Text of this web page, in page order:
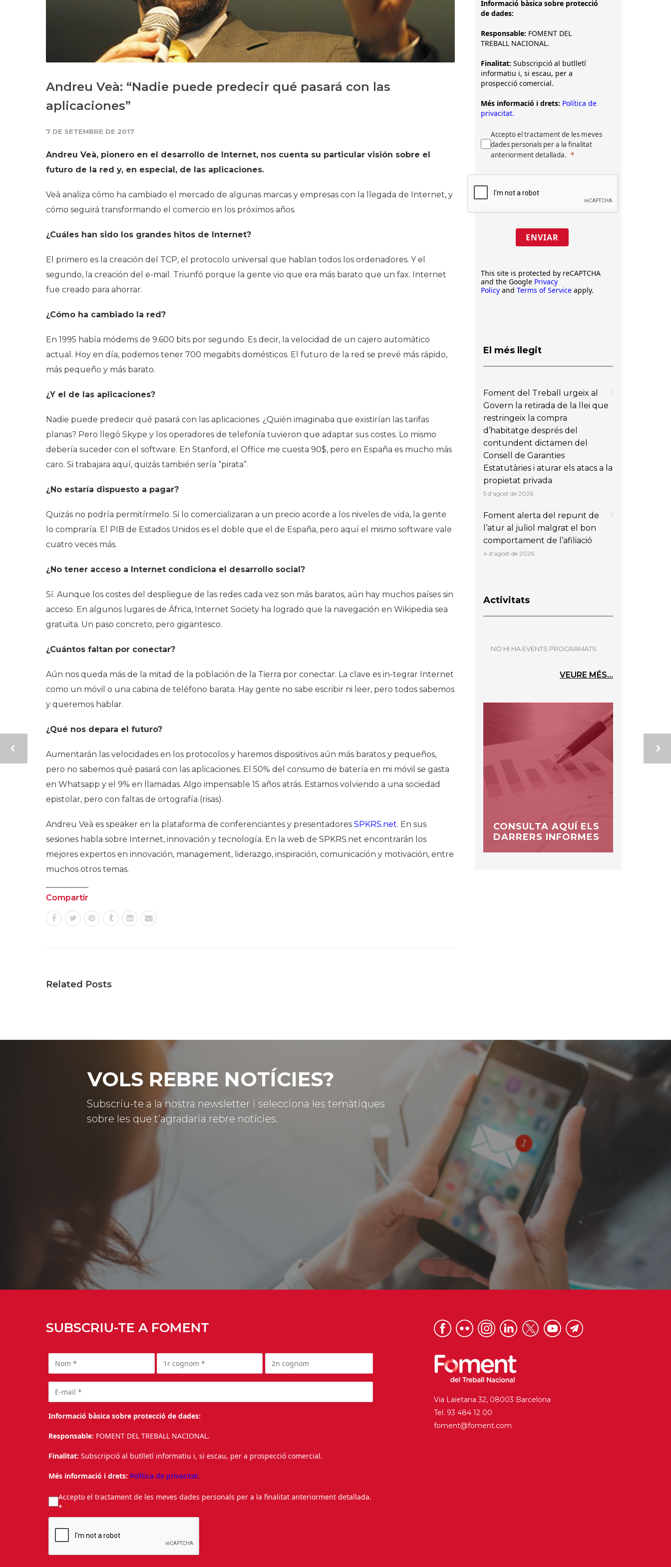
Història
Galeria de Presidents
Biblioteca Arxiu
Seu Social
Andreu Veà: “Nadie puede predecir qué pasará con las
aplicaciones”
7 DE SETEMBRE DE 2017
Andreu Veà, pionero en el desarrollo de Internet, nos cuenta su particular visión sobre el
futuro de la red y, en especial, de las aplicaciones.
Veà analiza cómo ha cambiado el mercado de algunas marcas y empresas con la llegada de Internet, y
cómo seguirá transformando el comercio en los próximos años.
¿Cuáles han sido los grandes hitos de Internet?
El primero es la creación del TCP, el protocolo universal que hablan todos los ordenadores. Y el
segundo, la creación del e-mail. Triunfó porque la gente vio que era más barato que un fax. Internet
fue creado para ahorrar.
¿Cómo ha cambiado la red?
En 1995 había módems de 9.600 bits por segundo. Es decir, la velocidad de un cajero automático
actual. Hoy en día, podemos tener 700 megabits domésticos. El futuro de la red se prevé más rápido,
más pequeño y más barato.
¿Y el de las aplicaciones?
Nadie puede predecir qué pasará con las aplicaciones. ¿Quién imaginaba que existirían las tarifas
planas? Pero llegó Skype y los operadores de telefonía tuvieron que adaptar sus costes. Lo mismo
debería suceder con el software. En Stanford, el Office me cuesta 90$, pero en España es mucho más
caro. Si trabajara aquí, quizás también sería “pirata”.
¿No estaría dispuesto a pagar?
Quizás no podría permitírmelo. Si lo comercializaran a un precio acorde a los niveles de vida, la gente
lo compraría. El PIB de Estados Unidos es el doble que el de España, pero aquí el mismo software vale
cuatro veces más.
¿No tener acceso a Internet condiciona el desarrollo social?
Sí. Aunque los costes del despliegue de las redes cada vez son más baratos, aún hay muchos países sin
acceso. En algunos lugares de África, Internet Society ha logrado que la navegación en Wikipedia sea
gratuita. Un paso concreto, pero gigantesco.
¿Cuántos faltan por conectar?
Aún nos queda más de la mitad de la población de la Tierra por conectar. La clave es in-tegrar Internet
como un móvil o una cabina de teléfono barata. Hay gente no sabe escribir ni leer, pero todos sabemos
y queremos hablar.
¿Qué nos depara el futuro?
Aumentarán las velocidades en los protocolos y haremos dispositivos aún más baratos y pequeños,
pero no sabemos qué pasará con las aplicaciones. El 50% del consumo de batería en mi móvil se gasta
en Whatsapp y el 9% en llamadas. Algo impensable 15 años atrás. Estamos volviendo a una sociedad
epistolar, pero con faltas de ortografía (risas).
Andreu Veà es speaker en la plataforma de conferenciantes y presentadores SPKRS.net. En sus
sesiones habla sobre Internet, innovación y tecnología. En la web de SPKRS.net encontrarán los
mejores expertos en innovación, management, liderazgo, inspiración, comunicación y motivación, entre
muchos otros temas.
Compartir
Related Posts
Informació bàsica sobre protecció
de dades:
Responsable: FOMENT DEL
TREBALL NACIONAL.
Finalitat: Subscripció al butlletí
informatiu i, si escau, per a
prospecció comercial.
Més informació i drets: Política de
privacitat.
Accepto el tractament de les meves
dades personals per a la finalitat
anteriorment detallada.
ENVIAR
This site is protected by reCAPTCHA
and the Google Privacy
Policy and Terms of Service apply.
El més llegit
Foment del Treball urgeix al
Govern la retirada de la llei que
restringeix la compra
d’habitatge després del
contundent dictamen del
Consell de Garanties
Estatutàries i aturar els atacs a la
propietat privada
5 d'agost de 2026
Foment alerta del repunt de
l’atur al juliol malgrat el bon
comportament de l’afiliació
4 d'agost de 2026
Activitats
NO HI HA EVENTS PROGRAMATS
VEURE MÉS...
CONSULTA AQUÍ ELS
DARRERS INFORMES
VOLS REBRE NOTÍCIES?
Subscriu-te a la nostra newsletter i selecciona les temàtiques
sobre les que t’agradaria rebre notícies.
SUBSCRIU-TE A FOMENT
Informació bàsica sobre protecció de dades:
Responsable: FOMENT DEL TREBALL NACIONAL.
Finalitat: Subscripció al butlletí informatiu i, si escau, per a prospecció comercial.
Més informació i drets: Política de privacitat.
Accepto el tractament de les meves dades personals per a la finalitat anteriorment detallada.
*
Via Laietana 32, 08003 Barcelona
Tel. 93 484 12 00
foment@foment.com